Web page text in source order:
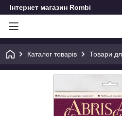
Інтернет магазин Rombi
Каталог товарів Товари